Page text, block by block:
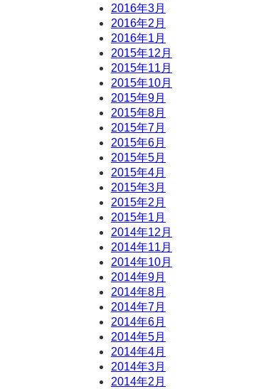
2016年3月
2016年2月
2016年1月
2015年12月
2015年11月
2015年10月
2015年9月
2015年8月
2015年7月
2015年6月
2015年5月
2015年4月
2015年3月
2015年2月
2015年1月
2014年12月
2014年11月
2014年10月
2014年9月
2014年8月
2014年7月
2014年6月
2014年5月
2014年4月
2014年3月
2014年2月